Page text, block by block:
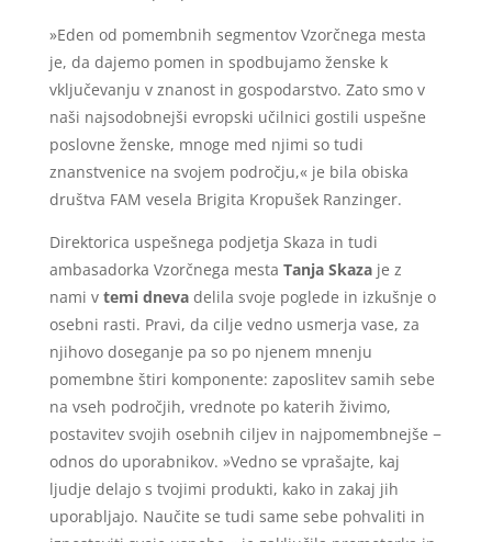
»Eden od pomembnih segmentov Vzorčnega mesta
je, da dajemo pomen in spodbujamo ženske k
vključevanju v znanost in gospodarstvo. Zato smo v
naši najsodobnejši evropski učilnici gostili uspešne
poslovne ženske, mnoge med njimi so tudi
znanstvenice na svojem področju,« je bila obiska
društva FAM vesela Brigita Kropušek Ranzinger.
Direktorica uspešnega podjetja Skaza in tudi
ambasadorka Vzorčnega mesta Tanja Skaza je z
nami v temi dneva delila svoje poglede in izkušnje o
osebni rasti. Pravi, da cilje vedno usmerja vase, za
njihovo doseganje pa so po njenem mnenju
pomembne štiri komponente: zaposlitev samih sebe
na vseh področjih, vrednote po katerih živimo,
postavitev svojih osebnih ciljev in najpomembnejše −
odnos do uporabnikov. »Vedno se vprašajte, kaj
ljudje delajo s tvojimi produkti, kako in zakaj jih
uporabljajo. Naučite se tudi same sebe pohvaliti in